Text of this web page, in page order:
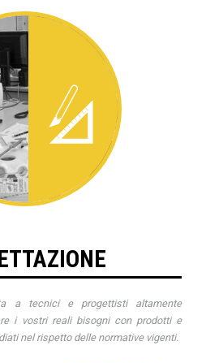
a tecnici e progettisti altamente
i vostri reali bisogni con prodotti e
nel rispetto delle normative vigenti.